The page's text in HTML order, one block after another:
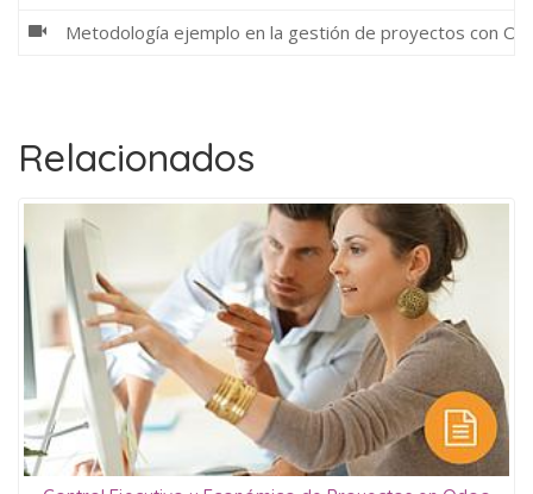
Metodología ejemplo en la gestión de proyectos con
Relacionados